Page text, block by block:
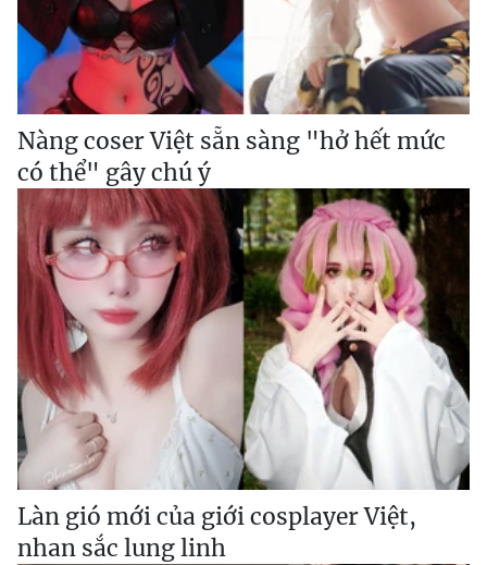
Nàng coser Việt sẵn sàng "hở hết mức
có thể" gây chú ý
Làn gió mới của giới cosplayer Việt,
nhan sắc lung linh